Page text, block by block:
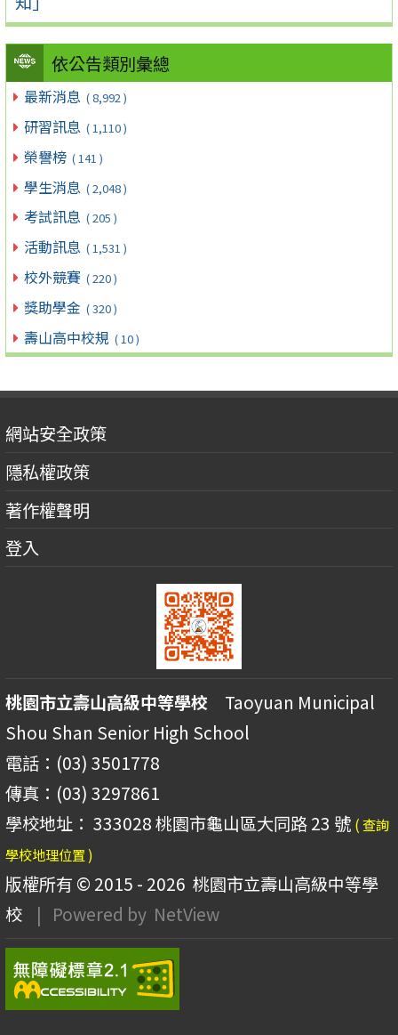
依公告類別彙總
最新消息 ( 8,992 )
研習訊息 ( 1,110 )
榮譽榜 ( 141 )
學生消息 ( 2,048 )
考試訊息 ( 205 )
活動訊息 ( 1,531 )
校外競賽 ( 220 )
獎助學金 ( 320 )
壽山高中校規 ( 10 )
網站安全政策
隱私權政策
著作權聲明
登入
桃園市立壽山高級中等學校 Taoyuan Municipal
Shou Shan Senior High School
電話：(03) 3501778
傳真：(03) 3297861
學校地址： 333028 桃園市龜山區大同路 23 號 ( 查詢
學校地理位置 )
版權所有 © 2015 - 2026 桃園市立壽山高級中等學
校
| Powered by NetView